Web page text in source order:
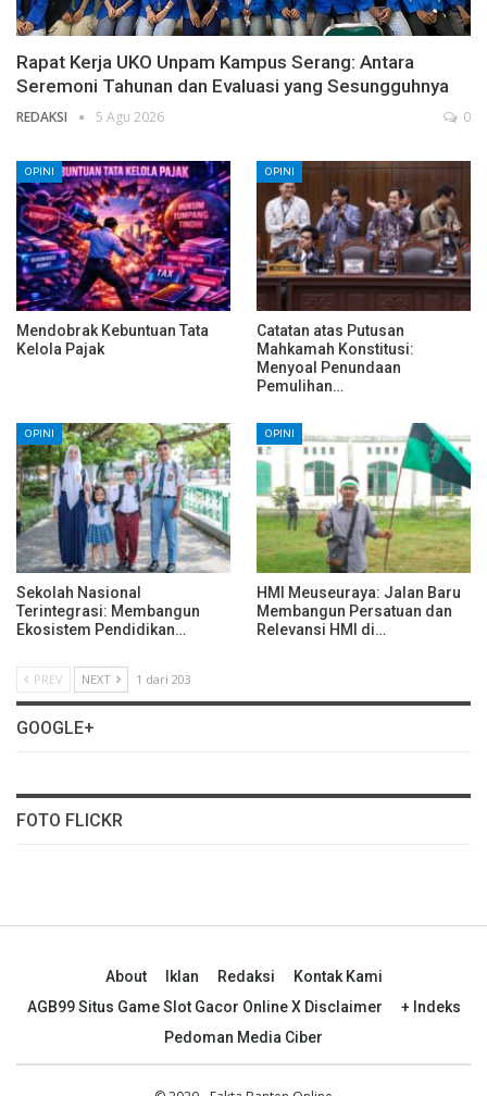
Rapat Kerja UKO Unpam Kampus Serang: Antara
Seremoni Tahunan dan Evaluasi yang Sesungguhnya
REDAKSI 5 Agu 2026 0
OPINI
Mendobrak Kebuntuan Tata
Kelola Pajak
OPINI
Catatan atas Putusan
Mahkamah Konstitusi:
Menyoal Penundaan
Pemulihan…
OPINI
Sekolah Nasional
Terintegrasi: Membangun
Ekosistem Pendidikan…
OPINI
HMI Meuseuraya: Jalan Baru
Membangun Persatuan dan
Relevansi HMI di…
PREV NEXT 1 dari 203
GOOGLE+
FOTO FLICKR
About Iklan Redaksi
Kontak Kami
AGB99 Situs Game Slot Gacor Online X Disclaimer
+ Indeks
Pedoman Media Ciber